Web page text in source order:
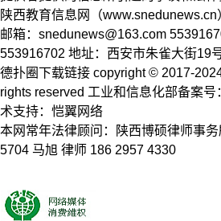
陕西教育信息网（
邮箱： snedunews@163.com
553916702 地址：西安市朱雀大街19
德扑圈下载链接 copyright © 2017-
rights reserved 工业和信息化部备案
术支持：恺翼网络
本网常年法律顾问：陕西博硕律师事
5704 马旭 律师 186 2957 4330